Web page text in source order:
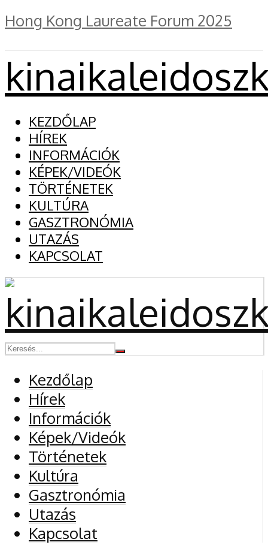
Hong Kong Laureate Forum 2025
KEZDŐLAP
HÍREK
INFORMÁCIÓK
KÉPEK/VIDEÓK
TÖRTÉNETEK
KULTÚRA
GASZTRONÓMIA
UTAZÁS
KAPCSOLAT
Kezdőlap
Hírek
Információk
Képek/Videók
Történetek
Kultúra
Gasztronómia
Utazás
Kapcsolat